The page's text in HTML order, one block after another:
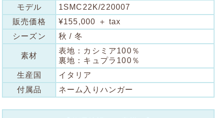
モデル
1SMC22K/220007
販売価格
¥155,000 ＋ tax
シーズン
秋 / 冬
素材
表地：カシミア100％
裏地：キュプラ100％
生産国
イタリア
付属品
ネーム入りハンガー